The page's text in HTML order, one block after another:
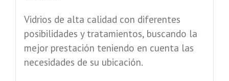
Vidrios de alta calidad con diferentes
posibilidades y tratamientos, buscando la
mejor prestación teniendo en cuenta las
necesidades de su ubicación.